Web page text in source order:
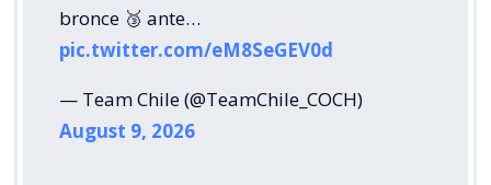
bronce 🥉 ante…
pic.twitter.com/eM8SeGEV0d
— Team Chile (@TeamChile_COCH)
August 9, 2026